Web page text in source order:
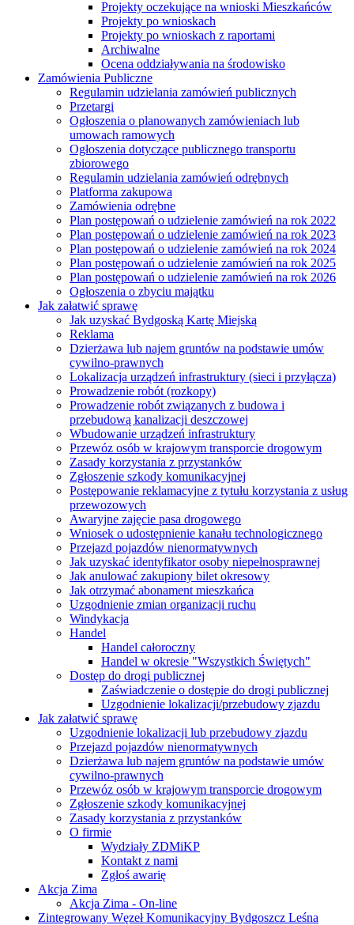
Projekty oczekujące na wnioski Mieszkańców
Projekty po wnioskach
Projekty po wnioskach z raportami
Archiwalne
Ocena oddziaływania na środowisko
Zamówienia Publiczne
Regulamin udzielania zamówień publicznych
Przetargi
Ogłoszenia o planowanych zamówieniach lub
umowach ramowych
Ogłoszenia dotyczące publicznego transportu
zbiorowego
Regulamin udzielania zamówień odrębnych
Platforma zakupowa
Zamówienia odrębne
Plan postępowań o udzielenie zamówień na rok 2022
Plan postępowań o udzielenie zamówień na rok 2023
Plan postępowań o udzielenie zamówień na rok 2024
Plan postępowań o udzielenie zamówień na rok 2025
Plan postępowań o udzielenie zamówień na rok 2026
Ogłoszenia o zbyciu majątku
Jak załatwić sprawę
Jak uzyskać Bydgoską Kartę Miejską
Reklama
Dzierżawa lub najem gruntów na podstawie umów
cywilno-prawnych
Lokalizacja urządzeń infrastruktury (sieci i przyłącza)
Prowadzenie robót (rozkopy)
Prowadzenie robót związanych z budowa i
przebudową kanalizacji deszczowej
Wbudowanie urządzeń infrastruktury
Przewóz osób w krajowym transporcie drogowym
Zasady korzystania z przystanków
Zgłoszenie szkody komunikacyjnej
Postępowanie reklamacyjne z tytułu korzystania z usług
przewozowych
Awaryjne zajęcie pasa drogowego
Wniosek o udostępnienie kanału technologicznego
Przejazd pojazdów nienormatywnych
Jak uzyskać identyfikator osoby niepełnosprawnej
Jak anulować zakupiony bilet okresowy
Jak otrzymać abonament mieszkańca
Uzgodnienie zmian organizacji ruchu
Windykacja
Handel
Handel całoroczny
Handel w okresie "Wszystkich Świętych"
Dostęp do drogi publicznej
Zaświadczenie o dostępie do drogi publicznej
Uzgodnienie lokalizacji/przebudowy zjazdu
Jak załatwić sprawę
Uzgodnienie lokalizacji lub przebudowy zjazdu
Przejazd pojazdów nienormatywnych
Dzierżawa lub najem gruntów na podstawie umów
cywilno-prawnych
Przewóz osób w krajowym transporcie drogowym
Zgłoszenie szkody komunikacyjnej
Zasady korzystania z przystanków
O firmie
Wydziały ZDMiKP
Kontakt z nami
Zgłoś awarię
Akcja Zima
Akcja Zima - On-line
Zintegrowany Węzeł Komunikacyjny Bydgoszcz Leśna